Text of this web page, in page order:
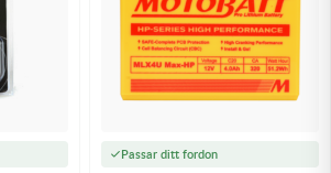
Passar ditt fordon